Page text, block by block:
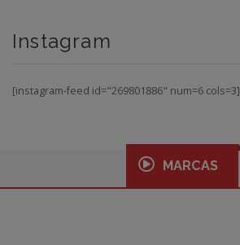
Instagram
[instagram-feed id="269801886" num=6 cols=3]
MARCAS